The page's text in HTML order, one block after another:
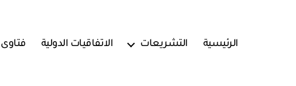
الرئيسية التشريعات الاتفاقيات الدولية فتاوى